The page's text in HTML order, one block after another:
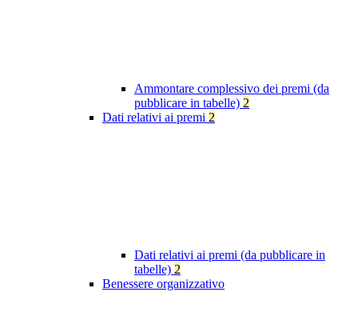
Ammontare complessivo dei premi (da
pubblicare in tabelle) 2
Dati relativi ai premi 2
Dati relativi ai premi (da pubblicare in
tabelle) 2
Benessere organizzativo